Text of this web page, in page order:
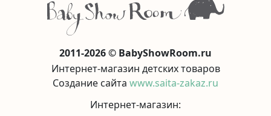
2011-2026 © BabyShowRoom.ru
Интернет-магазин детских товаров
Создание сайта www.saita-zakaz.ru
Интернет-магазин: